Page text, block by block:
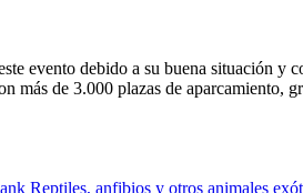
evento debido a su buena situación
de 3.000 plazas de aparcamiento,